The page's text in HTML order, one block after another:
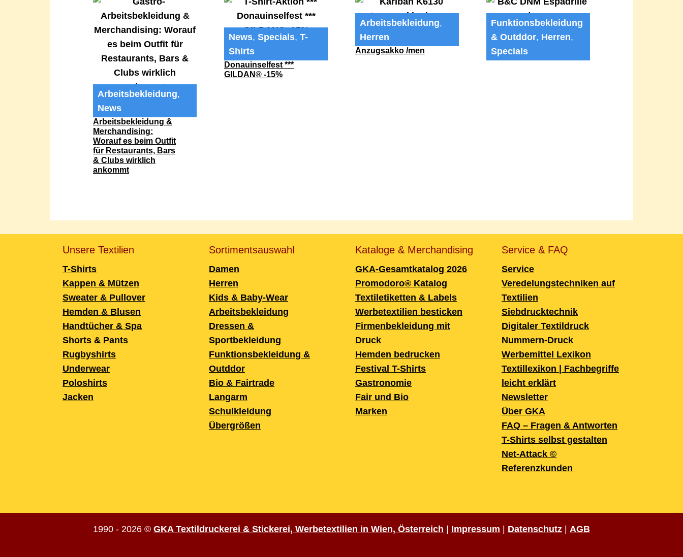
Arbeitsbekleidung,
News
Gastro-
Arbeitsbekleidung &
Merchandising:
Worauf es beim Outfit
für Restaurants, Bars
& Clubs wirklich
ankommt
News, Specials, T-
Shirts
T-Shirt-Aktion ***
Donauinselfest ***
GILDAN® -15%
Arbeitsbekleidung,
Herren
Kariban K6130
Anzugsakko /men
Funktionsbekleidung
& Outddor, Herren,
Specials
B&C DNM Espadrille
/men
Unsere Textilien
T-Shirts
Kappen & Mützen
Sweater & Pullover
Hemden & Blusen
Handtücher & Spa
Shorts & Pants
Rugbyshirts
Underwear
Poloshirts
Jacken
Sortimentsauswahl
Damen
Herren
Kids & Baby-Wear
Arbeitsbekleidung
Dressen &
Sportbekleidung
Funktionsbekleidung &
Outddor
Bio & Fairtrade
Langarm
Schulkleidung
Übergrößen
Kataloge & Merchandising
GKA-Gesamtkatalog 2026
Promodoro® Katalog
Textiletiketten & Labels
Werbetextilien besticken
Firmenbekleidung mit
Druck
Hemden bedrucken
Festival T-Shirts
Gastronomie
Fair und Bio
Marken
Service & FAQ
Service
Veredelungstechniken auf
Textilien
Siebdrucktechnik
Digitaler Textildruck
Nummern-Druck
Werbemittel Lexikon
Textillexikon | Fachbegriffe
leicht erklärt
Newsletter
Über GKA
FAQ – Fragen & Antworten
T-Shirts selbst gestalten
Net-Attack ©
Referenzkunden
1990 - 2026 © GKA Textildruckerei & Stickerei, Werbetextilien in Wien, Österreich Impressum Datenschutz AGB